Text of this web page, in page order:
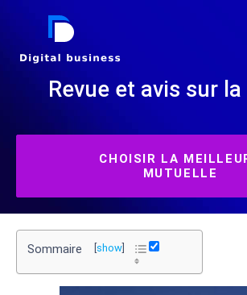
DIGITAL BUSINESS
Revue et avis sur la
CHOISIR LA
MUTUELLE
Sommaire show